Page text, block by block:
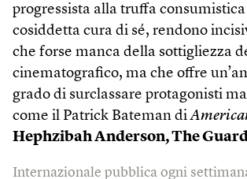
progressista alla truffa consumistica
cosiddetta cura di sé, rendono
che forse manca della sottigliezza
cinematografico, ma che offre
grado di surclassare protagonisti
come il Patrick Bateman di
Hephzibah Anderson, The
Internazionale pubblica ogni